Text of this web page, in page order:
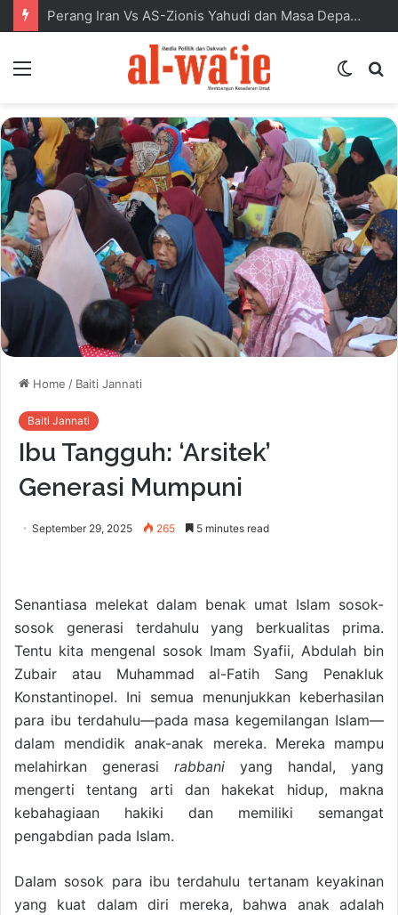
Perang Iran Vs AS-Zionis Yahudi dan Masa Depan Dunia Islam
Switch
Home / Baiti Jannati
Baiti Jannati
Ibu Tangguh: ‘Arsitek’
Generasi Mumpuni
September 29, 2025 265 5 minutes read
Senantiasa melekat dalam benak umat Islam sosok-
sosok generasi terdahulu yang berkualitas prima.
Tentu kita mengenal sosok Imam Syafii, Abdulah bin
Zubair atau Muhammad al-Fatih Sang Penakluk
Konstantinopel. Ini semua menunjukkan keberhasilan
para ibu terdahulu—pada masa kegemilangan Islam—
dalam mendidik anak-anak mereka. Mereka mampu
melahirkan generasi rabbani yang handal, yang
mengerti tentang arti dan hakekat hidup, makna
kebahagiaan hakiki dan memiliki semangat
pengabdian pada Islam.
Dalam sosok para ibu terdahulu tertanam keyakinan
yang kuat dalam diri mereka, bahwa anak adalah